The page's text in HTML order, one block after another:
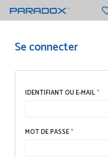
Se connecter
IDENTIFIANT OU E-MAIL*
MOT DE PASSE*